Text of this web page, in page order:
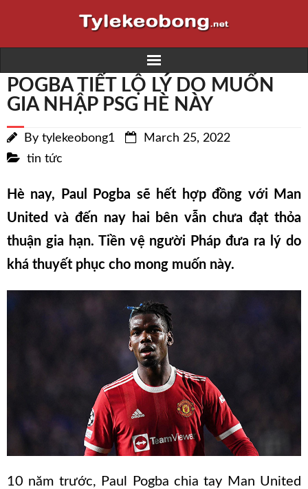
Home
Trực tiếp bóng đá K+
Kết quả bóng đá
Lịch thi đấu
Soi kèo
POGBA TIẾT LỘ LÝ DO MUỐN
GIA NHẬP PSG HÈ NÀY
By tylekeobong1
March 25, 2022
tin tức
Hè nay, Paul Pogba sẽ hết hợp đồng với Man
United và đến nay hai bên vẫn chưa đạt thỏa
thuận gia hạn. Tiền vệ người Pháp đưa ra lý do
khá thuyết phục cho mong muốn này.
10 năm trước, Paul Pogba chia tay Man United